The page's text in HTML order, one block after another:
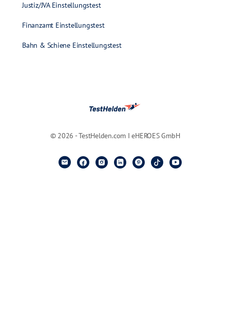
Justiz/JVA Einstellungstest
Finanzamt Einstellungstest
Bahn & Schiene Einstellungstest
© 2026 - TestHelden.com I eHEROES GmbH